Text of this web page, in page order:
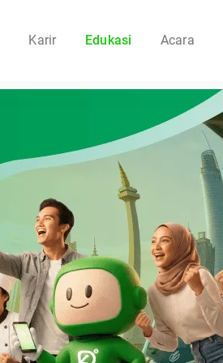
Karir Edukasi Acara